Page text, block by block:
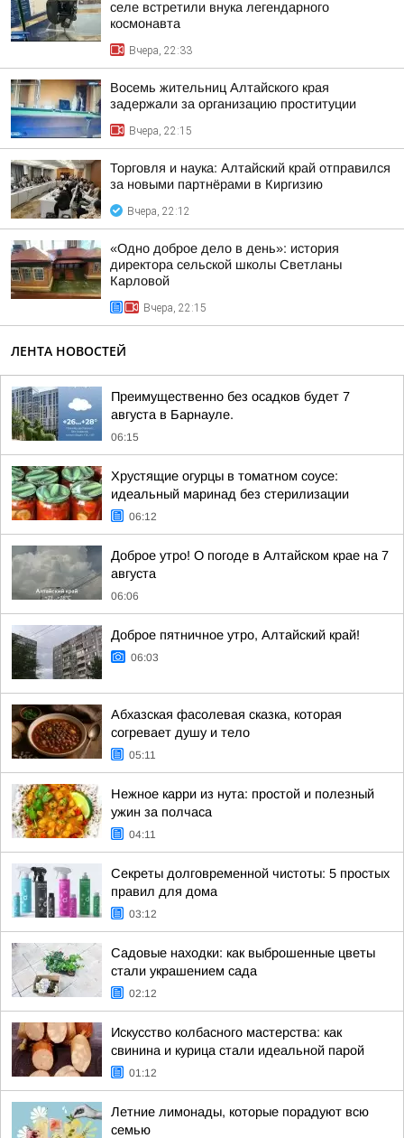
селе встретили внука легендарного
космонавта
Вчера, 22:33
Восемь жительниц Алтайского края
задержали за организацию проституции
Вчера, 22:15
Торговля и наука: Алтайский край отправился
за новыми партнёрами в Киргизию
Вчера, 22:12
«Одно доброе дело в день»: история
директора сельской школы Светланы
Карловой
Вчера, 22:15
ЛЕНТА НОВОСТЕЙ
Преимущественно без осадков будет 7
августа в Барнауле.
06:15
Хрустящие огурцы в томатном соусе:
идеальный маринад без стерилизации
06:12
Доброе утро! О погоде в Алтайском крае на 7
августа
06:06
Доброе пятничное утро, Алтайский край!
06:03
Абхазская фасолевая сказка, которая
согревает душу и тело
05:11
Нежное карри из нута: простой и полезный
ужин за полчаса
04:11
Секреты долговременной чистоты: 5 простых
правил для дома
03:12
Садовые находки: как выброшенные цветы
стали украшением сада
02:12
Искусство колбасного мастерства: как
свинина и курица стали идеальной парой
01:12
Летние лимонады, которые порадуют всю
семью